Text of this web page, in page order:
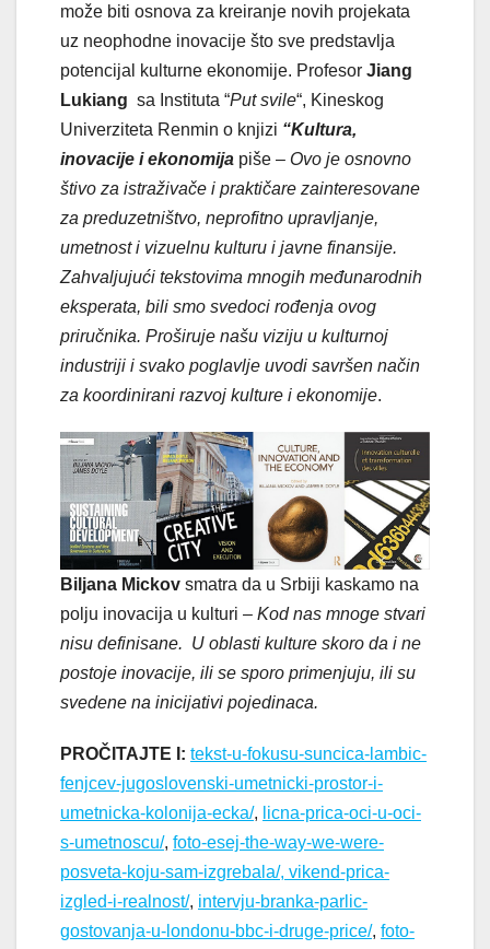
može biti osnova za kreiranje novih projekata
uz neophodne inovacije što sve predstavlja
potencijal kulturne ekonomije. Profesor Jiang
Lukiang sa Instituta “Put svile“, Kineskog
Univerziteta Renmin o knjizi “Kultura,
inovacije i ekonomija piše – Ovo je osnovno
štivo za istraživače i praktičare zainteresovane
za preduzetništvo, neprofitno upravljanje,
umetnost i vizuelnu kulturu i javne finansije.
Zahvaljujući tekstovima mnogih međunarodnih
eksperata, bili smo svedoci rođenja ovog
priručnika. Proširuje našu viziju u kulturnoj
industriji i svako poglavlje uvodi savršen način
za koordinirani razvoj kulture i ekonomije.
Biljana Mickov smatra da u Srbiji kaskamo na
polju inovacija u kulturi – Kod nas mnoge stvari
nisu definisane. U oblasti kulture skoro da i ne
postoje inovacije, ili se sporo primenjuju, ili su
svedene na inicijativi pojedinaca.
PROČITAJTE I: tekst-u-fokusu-suncica-lambic-
fenjcev-jugoslovenski-umetnicki-prostor-i-
umetnicka-kolonija-ecka/, licna-prica-oci-u-oci-
s-umetnoscu/, foto-esej-the-way-we-were-
posveta-koju-sam-izgrebala/, vikend-prica-
izgled-i-realnost/, intervju-branka-parlic-
gostovanja-u-londonu-bbc-i-druge-price/, foto-